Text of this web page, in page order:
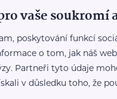
, a to nejen
úklidu
vaše soukromí
poskytování funkcí
o tom, jak náš
Partneři tyto údaje
v důsledku toho, že